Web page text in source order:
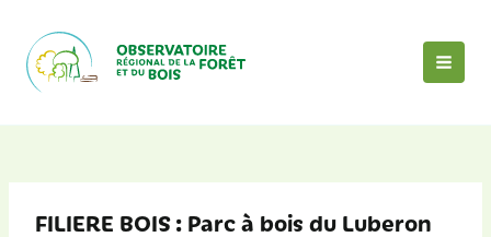
contenu
FILIERE BOIS : Parc à bois du Luberon